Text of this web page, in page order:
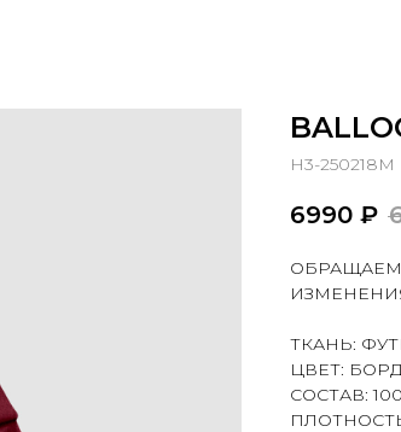
H3-250218M
6990 ₽
ТКАНЬ:
ЦВЕТ:
СОСТАВ: